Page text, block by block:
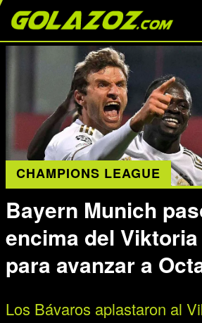
CHAMPIONS LEAGUE
Bayern Munich
encima del
para avanzar a
Los Bávaros aplastaron al